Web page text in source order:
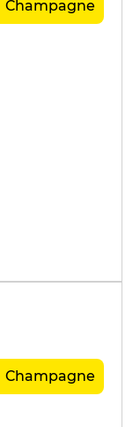
Champagne
Champagne